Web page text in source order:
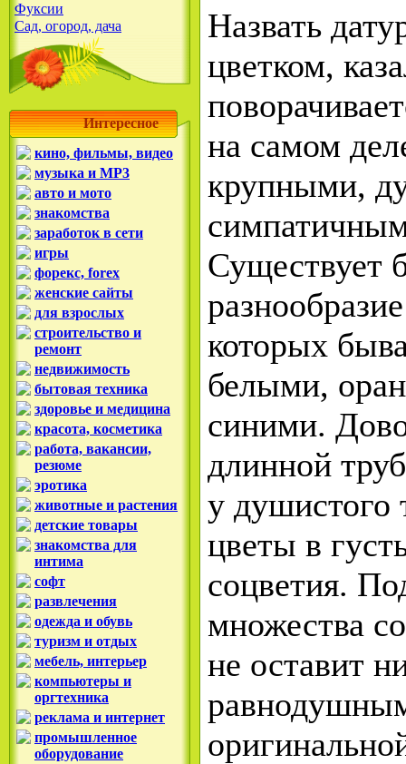
Фуксии
Сад, огород, дача
Интересное
кино, фильмы, видео
музыка и MP3
авто и мото
знакомства
заработок в сети
игры
форекс, forex
женские сайты
для взрослых
строительство и
ремонт
недвижимость
бытовая техника
здоровье и медицина
красота, косметика
работа, вакансии,
резюме
эротика
животные и растения
детские товары
знакомства для
интима
софт
развлечения
одежда и обувь
туризм и отдых
мебель, интерьер
компьютеры и
оргтехника
реклама и интернет
промышленное
оборудование
Назвать
цветком,
на самом
крупными,
Существует
которых
белыми,
синими.
длинной
у душистого
цветы в
соцветия.
множества
не оставит